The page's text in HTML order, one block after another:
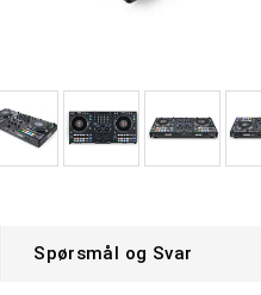
Spørsmål og Svar